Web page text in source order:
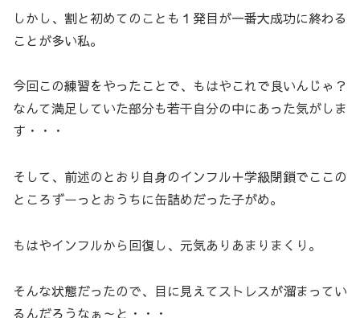
しかし、割と初めてのことも１発目が一番大成功に終わる
ことが多い私。
今回この練習をやったことで、もはやこれで良いんじゃ？
なんて満足していた部分も若干自分の中にあった気がしま
す・・・
そして、前述のとおり自身のインフル＋学級閉鎖でここの
ところずーっとおうちに缶詰めだった子がめ。
もはやインフルから回復し、元気ありあまりまくり。
そんな状態だったので、目に見えてストレスが溜まってい
るんだろうなぁ～と・・・